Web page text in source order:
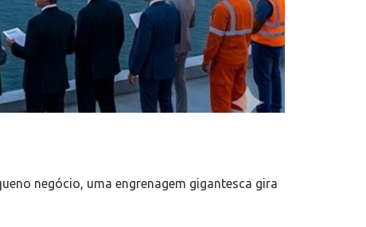
negócio, uma engrenagem gigantesca gira